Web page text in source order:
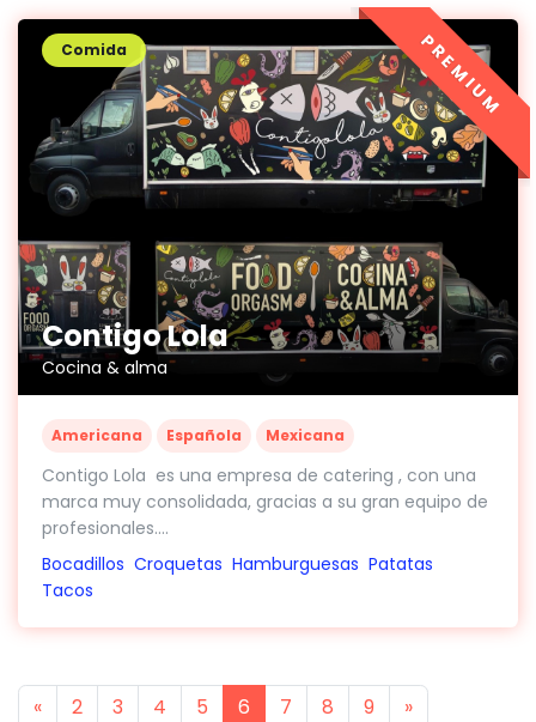
Contigo Lola
Cocina & alma
Comida
Americana Española Mexicana
Contigo Lola es una empresa de catering , con una
marca muy consolidada, gracias a su gran equipo de
profesionales....
Bocadillos Croquetas Hamburguesas Patatas
Tacos
PREMIUM
«Previous
2 3 4 5 6 7 8 9 »Next